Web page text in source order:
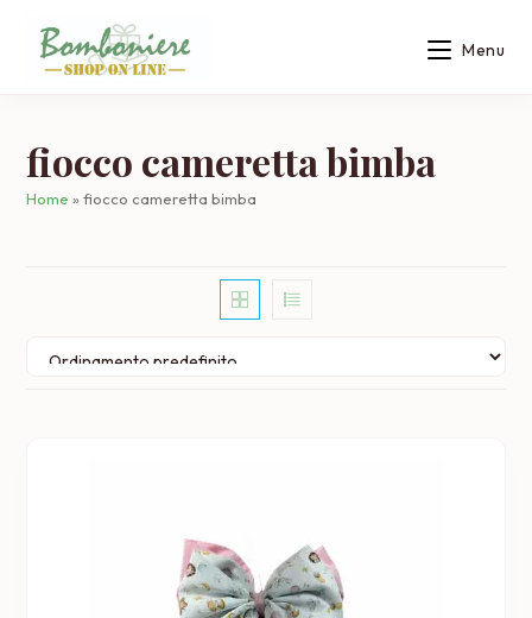
contenuto
Menu
fiocco cameretta bimba
Home »fiocco cameretta bimba